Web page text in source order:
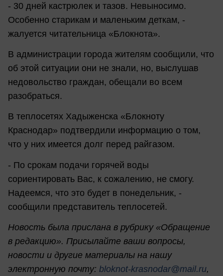
- 30 дней кастрюлек и тазов. Невыносимо.
Особенно старикам и маленьким деткам, -
жалуется читательница «Блокнота».
В администрации города жителям сообщили, что
об этой ситуации они не знали, но, выслушав
недовольство граждан, обещали во всем
разобраться.
В теплосетях Хадыженска «Блокноту
Краснодар» подтвердили информацию о том,
что у них имеется долг перед райгазом.
- По срокам подачи горячей воды
сориентировать Вас, к сожалению, не смогу.
Надеемся, что это будет в понедельник, -
сообщили представитель теплосетей.
Новость была прислана в рубрику «Обращение
в редакцию». Присылайте ваши вопросы,
новости и другие материалы на нашу
электронную почту: bloknot-krasnodar@mail.ru,